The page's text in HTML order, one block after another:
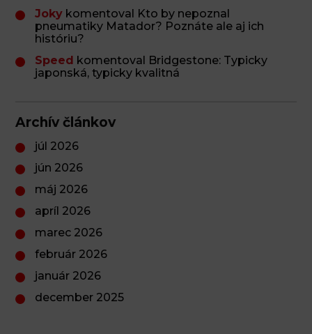
Joky komentoval Kto by nepoznal
pneumatiky Matador? Poznáte ale aj ich
históriu?
Speed komentoval Bridgestone: Typicky
japonská, typicky kvalitná
Archív článkov
júl 2026
jún 2026
máj 2026
apríl 2026
marec 2026
február 2026
január 2026
december 2025